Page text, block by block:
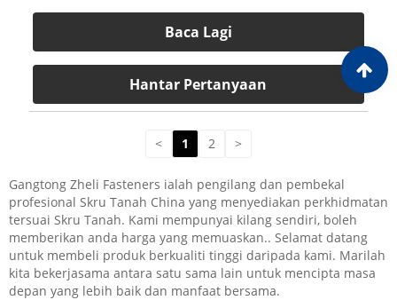
Baca Lagi
Hantar Pertanyaan
< 1 2 >
Gangtong Zheli Fasteners ialah pengilang dan pembekal
profesional Skru Tanah China yang menyediakan perkhidmatan
tersuai Skru Tanah. Kami mempunyai kilang sendiri, boleh
memberikan anda harga yang memuaskan.. Selamat datang
untuk membeli produk berkualiti tinggi daripada kami. Marilah
kita bekerjasama antara satu sama lain untuk mencipta masa
depan yang lebih baik dan manfaat bersama.